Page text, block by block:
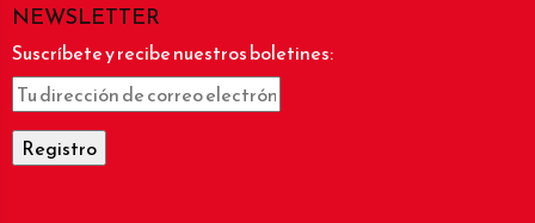
NEWSLETTER
Suscríbete y recibe nuestros boletines: